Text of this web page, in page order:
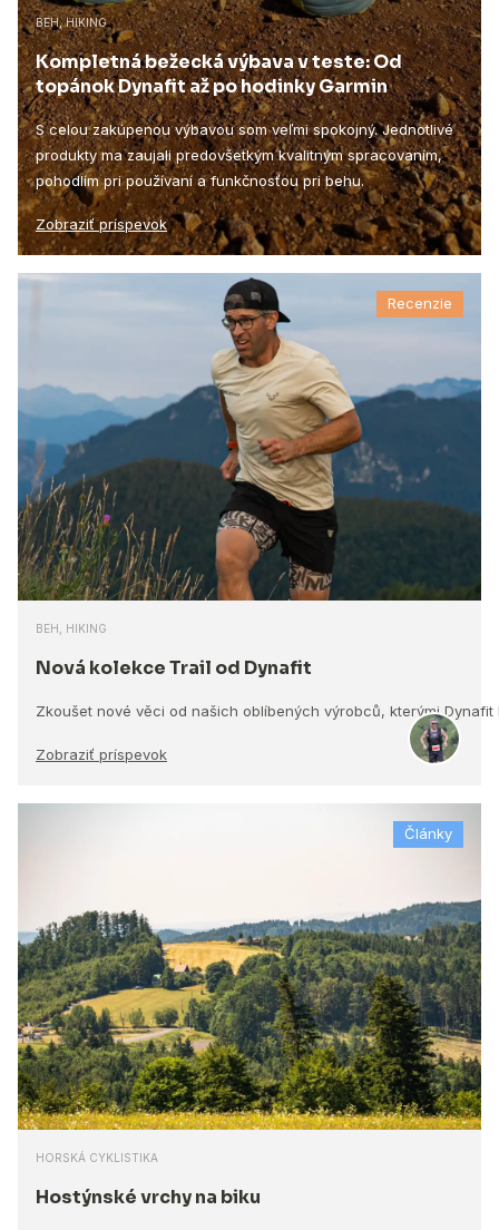
BEH, HIKING
Kompletná bežecká výbava v teste: Od
topánok Dynafit až po hodinky Garmin
S celou zakúpenou výbavou som veľmi spokojný. Jednotlivé
produkty ma zaujali predovšetkým kvalitným spracovaním,
pohodlím pri používaní a funkčnosťou pri behu.
Zobraziť príspevok
Recenzie
BEH, HIKING
Nová kolekce Trail od Dynafit
Zkoušet nové věci od našich oblíbených výrobců, kterými
Zobraziť príspevok
Články
HORSKÁ CYKLISTIKA
Hostýnské vrchy na biku